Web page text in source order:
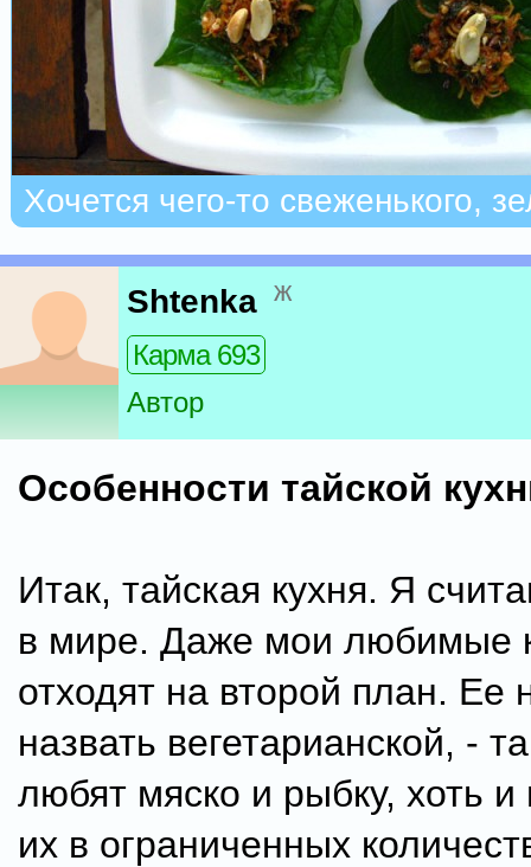
Хочется чего-то свеженького,
Shtenka ж
Карма 693
Автор
Особенности тайской
Итак, тайская кухня. Я
в мире. Даже мои любимые
отходят на второй план. Ее
назвать вегетарианской, -
любят мяско и рыбку, хоть и
их в ограниченных